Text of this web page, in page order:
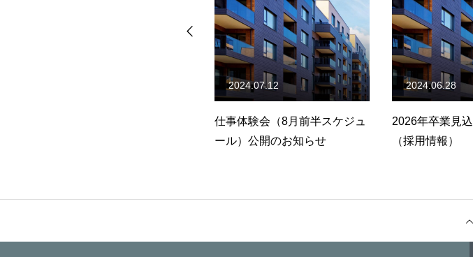
採用情報 業務内容 プライバシーポリシー
仕事体験会（8月前半スケジュ
2026年卒業見込みの皆様へ
（採用情報）
2024.06.28
事務
務）